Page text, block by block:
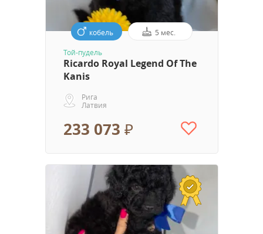
кобель 5 мес.
Той-пудель
Ricardo Royal Legend Of The
Kanis
Рига
Латвия
233 073 ₽